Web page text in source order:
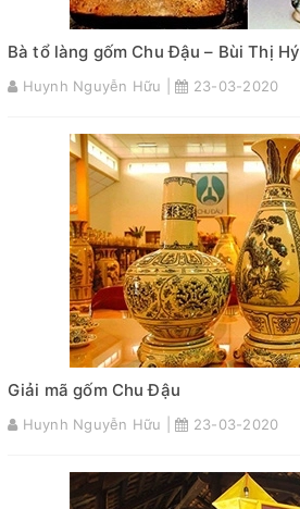
Bà tổ làng gốm Chu Đậu – Bùi Thị Hý
Huynh Nguyễn Hữu | 23-03-2020
Giải mã gốm Chu Đậu
Huynh Nguyễn Hữu | 23-03-2020